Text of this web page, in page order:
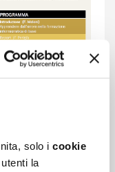
solo i cookie
la
dopo